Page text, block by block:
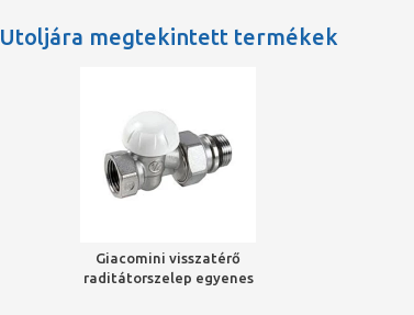
Utoljára megtekintett termékek
Giacomini visszatérő
raditátorszelep egyenes